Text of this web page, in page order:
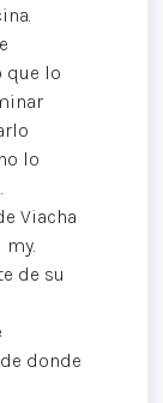
que lo
lo
Viacha
my.
de su
donde